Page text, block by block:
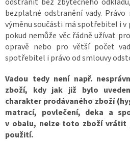
bezplatné odstranění vady.
výměnu součásti má spotřebitel i v
pokud nemůže věc řádně užívat
opravě nebo pro větší počet
spotřebitel i právo od smlouvy
Vadou tedy není např.
zboží, kdy jak již bylo
charakter prodávaného zboží
matrací, povlečení, deka a
v obalu, nelze toto zboží vrátit
použití.